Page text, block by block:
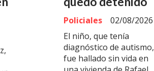
Policiales
02/08/2026
El niño, que tenía
diagnóstico de autismo,
fue hallado sin vida en